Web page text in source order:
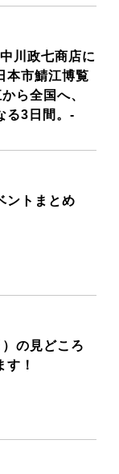
川政七商店に
本市鯖江博覧
ら全国へ、
る3日間。-
ントまとめ
の見どころ
す！